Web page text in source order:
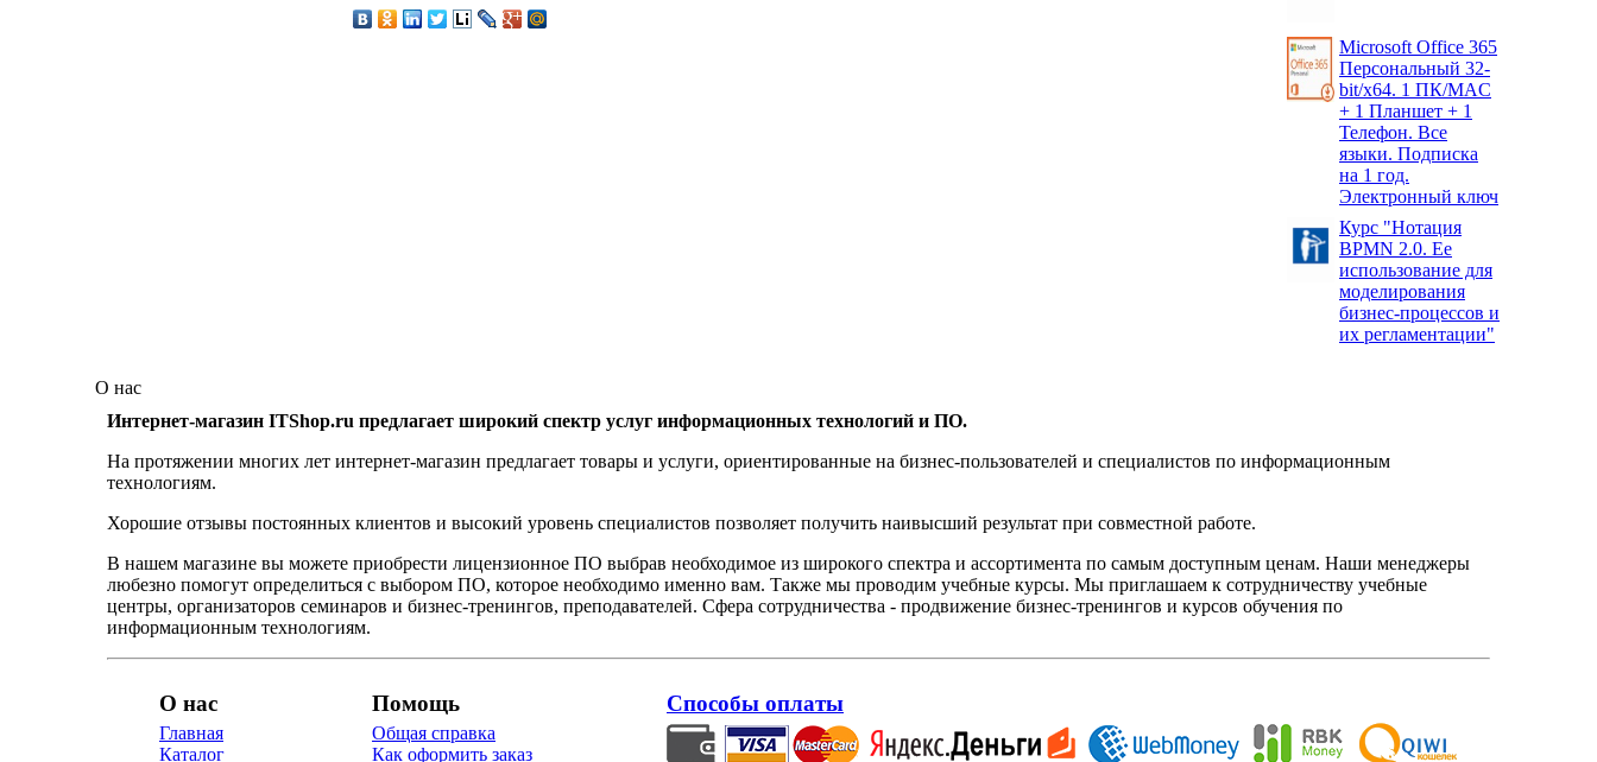
Microsoft Office 365
Персональный 32-
bit/x64. 1 ПК/MAC
+ 1 Планшет + 1
Телефон. Все
языки. Подписка
на 1 год.
Электронный ключ
Курс "Нотация
BPMN 2.0. Ее
использование для
моделирования
бизнес-процессов и
их регламентации"
О нас
Интернет-магазин ITShop.ru предлагает широкий спектр услуг информационных технологий и ПО.
На протяжении многих лет интернет-магазин предлагает товары и услуги, ориентированные на бизнес-пользователей и специалистов по информационным
технологиям.
Хорошие отзывы постоянных клиентов и высокий уровень специалистов позволяет получить наивысший результат при совместной работе.
В нашем магазине вы можете приобрести лицензионное ПО выбрав необходимое из широкого спектра и ассортимента по самым доступным ценам. Наши менеджеры
любезно помогут определиться с выбором ПО, которое необходимо именно вам. Также мы проводим учебные курсы. Мы приглашаем к сотрудничеству учебные
центры, организаторов семинаров и бизнес-тренингов, преподавателей. Сфера сотрудничества - продвижение бизнес-тренингов и курсов обучения по
информационным технологиям.
О нас
Главная
Каталог
Помощь
Общая справка
Как оформить заказ
Способы оплаты